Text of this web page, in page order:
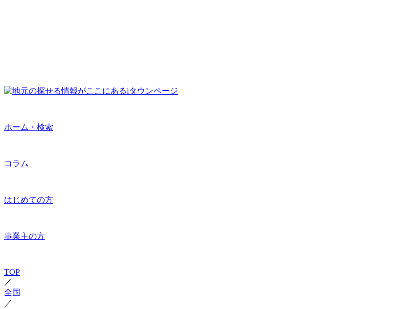
ホーム・検索
コラム
はじめての方
事業主の方
TOP
／
全国
／